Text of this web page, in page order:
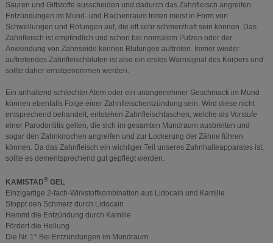
Säuren und Giftstoffe ausscheiden und dadurch das Zahnfleisch angreifen.
Entzündungen im Mund- und Rachenraum treten meist in Form von
Schwellungen und Rötungen auf, die oft sehr schmerzhaft sein können. Das
Zahnfleisch ist empfindlich und schon bei normalem Putzen oder der
Anwendung von Zahnseide können Blutungen auftreten. Immer wieder
auftretendes Zahnfleischbluten ist also ein erstes Warnsignal des Körpers und
sollte daher ernstgenommen werden.
Ein anhaltend schlechter Atem oder ein unangenehmer Geschmack im Mund
können ebenfalls Folge einer Zahnfleischentzündung sein. Wird diese nicht
entsprechend behandelt, entstehen Zahnfleischtaschen, welche als Vorstufe
einer Parodontitis gelten, die sich im gesamten Mundraum ausbreiten und
sogar den Zahnknochen angreifen und zur Lockerung der Zähne führen
können. Da das Zahnfleisch ein wichtiger Teil unseres Zahnhalteapparates ist,
sollte es dementsprechend gut gepflegt werden.
KAMISTAD®GEL
Einzigartige 2-fach-Wirkstoffkombination aus Lidocain und Kamille
Stoppt den Schmerz durch Lidocain
Hemmt die Entzündung durch Kamille
Fördert die Heilung
Die Nr. 1* Bei Entzündungen im Mundraum